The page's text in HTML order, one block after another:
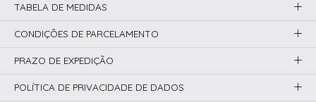
TABELA DE MEDIDAS
CONDIÇÕES DE PARCELAMENTO
PRAZO DE EXPEDIÇÃO
POLÍTICA DE PRIVACIDADE DE DADOS